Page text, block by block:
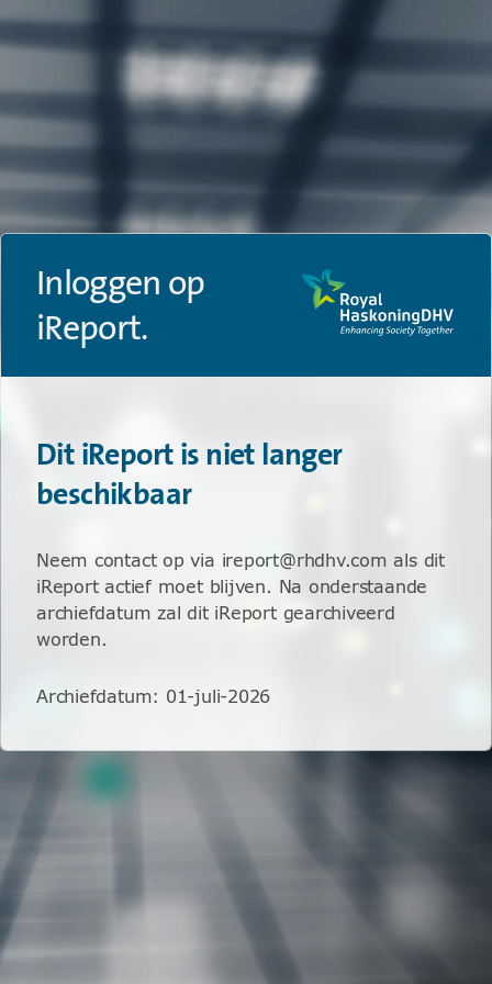
Inloggen op
iReport.
Dit iReport is niet langer
beschikbaar
Neem contact op via ireport@rhdhv.com als dit
iReport actief moet blijven. Na onderstaande
archiefdatum zal dit iReport gearchiveerd
worden.
Archiefdatum: 01-juli-2026